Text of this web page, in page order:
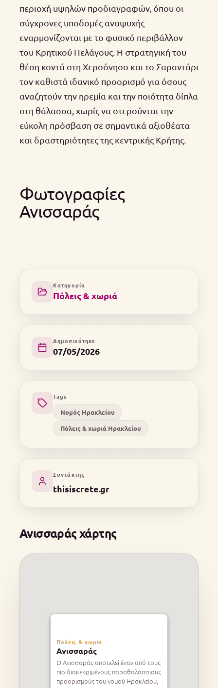
περιοχή υψηλών προδιαγραφών, όπου οι
σύγχρονες υποδομές αναψυχής
εναρμονίζονται με το φυσικό περιβάλλον
του Κρητικού Πελάγους. Η στρατηγική του
θέση κοντά στη Χερσόνησο και το Σαραντάρι
τον καθιστά ιδανικό προορισμό για όσους
αναζητούν την ηρεμία και την ποιότητα δίπλα
στη θάλασσα, χωρίς να στερούνται την
εύκολη πρόσβαση σε σημαντικά αξιοθέατα
και δραστηριότητες της κεντρικής Κρήτης.
Φωτογραφίες
Ανισσαράς
Κατηγορία
Πόλεις & χωριά
Δημοσιεύτηκε
07/05/2026
Tags
Νομός Ηρακλείου
Πόλεις & χωριά Ηρακλείου
Συντάκτης
thisiscrete.gr
Ανισσαράς χάρτης
Πολεις & χωρια
Ανισσαράς
Ο Ανισσαράς αποτελεί έναν από τους
πιο διακεκριμένους παραθαλάσσιους
προορισμούς του νομού Ηρακλείου,